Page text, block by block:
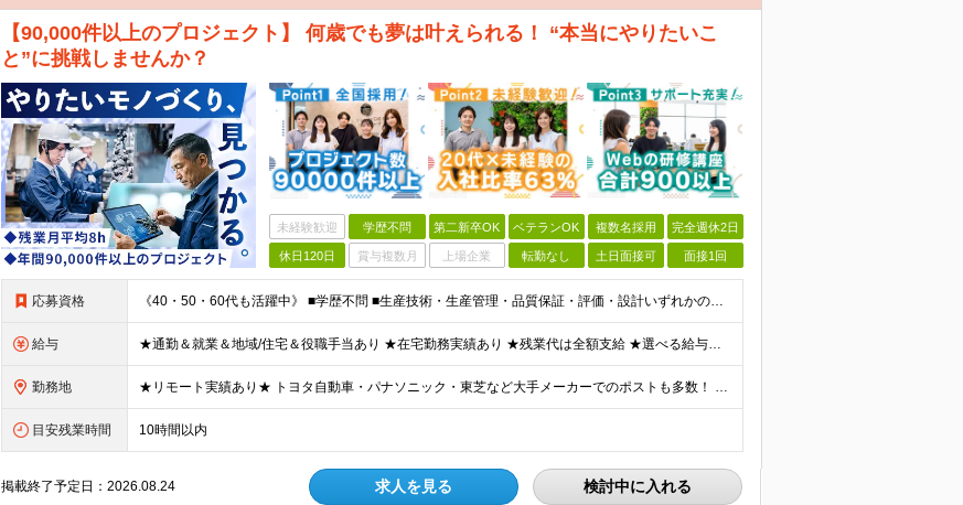
【90,000件以上のプロジェクト】 何歳でも夢は叶えられる！ “本当にやりたいこ
と”に挑戦しませんか？
未経験歓迎 学歴不問 第二新卒OK ベテランOK 複数名採用 完全週休2日
休日120日 賞与複数月 上場企業 転勤なし 土日面接可 面接1回
応募資格 《40・50・60代も活躍中》 ■学歴不問 ■生産技術・生産管理・品質保証・評価・設計いずれかの実務経験をお持ちの方 ▽こんな方にオススメです！▽ 「経験を活かして幅広いプロジェクトに携わりたい」
給与 ★通勤＆就業＆地域/住宅＆役職手当あり ★在宅勤務実績あり ★残業代は全額支給 ★選べる給与制度あり！ ■東京・神奈川・千葉・埼玉勤務の場合 月給24.5万円～55万円＋諸手当 （残業代は全額支給）
勤務地 ★リモート実績あり★ トヨタ自動車・パナソニック・東芝など大手メーカーでのポストも多数！ 全国の取引先での就業となります（沖縄を除く） 『地元で働きたい』という希望に、業界トップクラス約7,00
目安残業時間 10時間以内
掲載終了予定日：2026.08.24 求人を見る 検討中に入れる